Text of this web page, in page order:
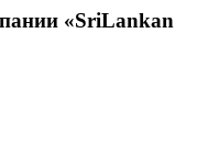
«SriLankan